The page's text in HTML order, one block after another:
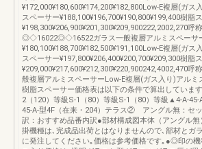
¥172,000¥180,600¥174,200¥182,800Low-E複層(ガス
スペーサー¥188,100¥196,700¥190,800¥199,400樹脂
¥198,300¥206,900¥201,300¥209,900222,2002,270呼称
◎◇16022◎◇16522ガラス一般複層アルミスペーサ
¥180,100¥188,700¥182,500¥191,100Low-E複層(ガス
スペーサー¥197,800¥206,400¥200,700¥209,300樹脂
¥209,000¥217,600¥212,300¥220,900242,4002,470呼
般複層アルミスペーサーLow-E複層(ガス入り)アルミ
樹脂スペーサー価格表は以下の条件で算出していま
2（120）等級S-1（80）等級S-1（80）等級▲4-A-
45-A-型4F（在来・204）テラス② アングル無：セ
訳：おすすめ品番内訳●部材構成図本体（アングル
掛機種は､完成品出荷とはなりませんので､部材とガ
に発注してください｡価格は参考価格です｡●◎印の機